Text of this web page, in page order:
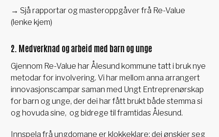
→ Sjå rapportar og masteroppgåver frå Re-Value
(lenke kjem)
2. Medverknad og arbeid med barn og unge
Gjennom Re-Value har Ålesund kommune tatt i bruk nye
metodar for involvering. Vi har mellom anna arrangert
innovasjonscampar saman med Ungt Entreprenørskap
for barn og unge, der dei har fått brukt både stemma si
og hovuda sine, og bidrege til framtidas Ålesund.
Innspela frå ungdomane er klokkeklare: dei ønskjer seg